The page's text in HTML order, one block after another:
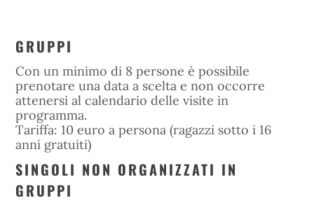
GRUPPI
Con un minimo di 8 persone è possibile
prenotare una data a scelta e non occorre
attenersi al calendario delle visite in
programma.
Tariffa: 10 euro a persona (ragazzi sotto i 16
anni gratuiti)
SINGOLI NON ORGANIZZATI IN
GRUPPI